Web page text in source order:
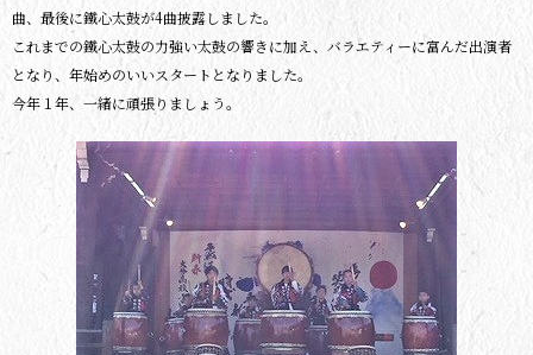
曲、最後に鐵心太鼓が4曲披露しました。
これまでの鐵心太鼓の力強い太鼓の響きに加え、バラエティーに富んだ出演者
となり、年始めのいいスタートとなりました。
今年１年、一緒に頑張りましょう。